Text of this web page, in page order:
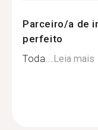
Parceiro/a de
perfeito
Toda...Leia mais